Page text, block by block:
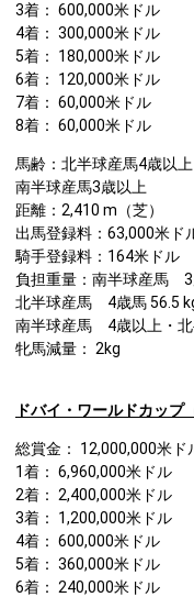
3着： 600,000米ドル
4着： 300,000米ドル
5着： 180,000米ドル
6着： 120,000米ドル
7着： 60,000米ドル
8着： 60,000米ドル
馬齢：北半球産馬4歳以上
南半球産馬3歳以上
距離：2,410 m（芝）
出馬登録料：63,000米ド
騎手登録料：164米ドル
負担重量：南半球産馬 3
北半球産馬 4歳馬 56.5
南半球産馬 4歳以上・北
牝馬減量： 2kg
ドバイ・ワールドカップ
総賞金： 12,000,000米ド
1着： 6,960,000米ドル
2着： 2,400,000米ドル
3着： 1,200,000米ドル
4着： 600,000米ドル
5着： 360,000米ドル
6着： 240,000米ドル